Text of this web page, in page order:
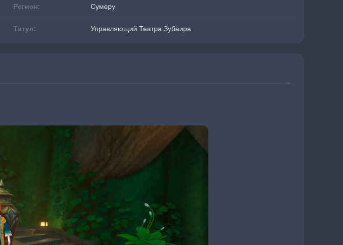
Регион: Сумеру
Титул: Управляющий Театра Зубаира